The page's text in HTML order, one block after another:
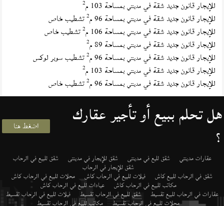
للإيجار قانون جديد شقة فيمدينتي بمساحة 103 م 2
للإيجار قانون جديد شقة فيمدينتي بمساحة 96 م 2تشطيب خاص
للإيجار قانون جديد شقة فيمدينتي بمساحة 106 م 2تشطيب خاص
للإيجار قانون جديد شقة فيمدينتي بمساحة 89 م 2
للإيجار قانون جديد شقة فيمدينتي بمساحة 96 م 2تشطيب سوبر لوكس
للإيجار قانون جديد شقة فيمدينتي بمساحة 103 م 2
للإيجار قانون جديد شقة فيمدينتي بمساحة 96 م 2تشطيب خاص
هل تحلم ببيع أو تأجير عقارك
؟ اضغط هنا
عقارات مدينتي شقق لليع في مدينتى شقق للإيجار في مدينتى شقق للبيع في الرحاب
شقق للإيجار في الرحاب
شقق في الرحاب للبيع كاش فيلات للبيع في الرحاب كاش محلات للبيع في الرحاب كاش
مكاتب للبيع في الرحاب كاش عيادات للبيع في الرحاب كاش
عقارات في الرحاب للبيع تقسيط شقق للبيع في الرحاب تقسيط فيلات للبيع في الرحاب تقسيط
محلات للبيع في الرحاب تقسيط مكاتب للبيع في الرحاب تقسيط